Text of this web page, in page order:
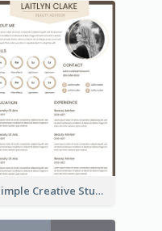
Simple Creative Student Resume